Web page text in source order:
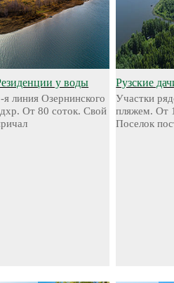
у воды
я линия Озернинского
От 80 соток. Свой
Рузские
Участки
пляжем. От
Поселок